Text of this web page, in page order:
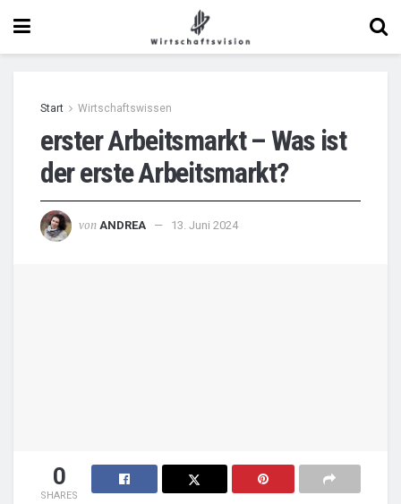
Start Wirtschaftswissen
erster Arbeitsmarkt – Was ist
der erste Arbeitsmarkt?
von ANDREA 13. Juni 2024
0
SHARES